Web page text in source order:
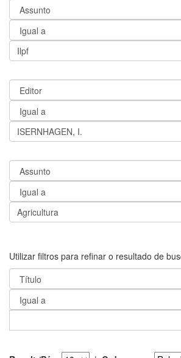
Utilizar filtros para refinar o resultado de